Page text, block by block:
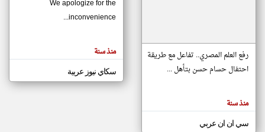
مصادر الأخبار من موريتانيا
اخبار موريتانيا على مدار الساعة
أهم اخبار موريتانيا العاجلة والمباشرة
المقالات
الموجوده
هنا عن
رفع العلم المصري.. تفاعل مع طريقة
احتفال حسام حسن بتأهل ...
منذ سنة
سي ان ان عربي
We apologize for the
inconvenience...
منذ سنة
سكاي نيوز عربية
klyoum.com